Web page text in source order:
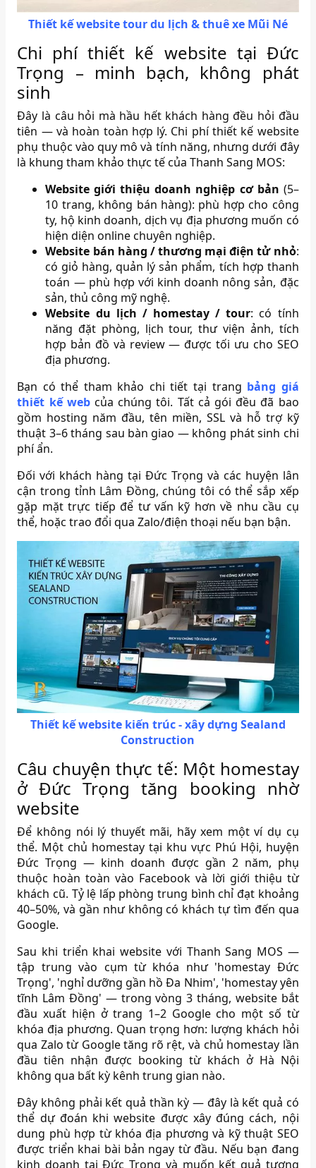
Thiết kế website tour du lịch & thuê xe Mũi Né
Chi phí thiết kế website tại Đức
Trọng – minh bạch, không phát
sinh
Đây là câu hỏi mà hầu hết khách hàng đều hỏi đầu
tiên — và hoàn toàn hợp lý. Chi phí thiết kế website
phụ thuộc vào quy mô và tính năng, nhưng dưới đây
là khung tham khảo thực tế của Thanh Sang MOS:
Website giới thiệu doanh nghiệp cơ bản (5–
10 trang, không bán hàng): phù hợp cho công
ty, hộ kinh doanh, dịch vụ địa phương muốn có
hiện diện online chuyên nghiệp.
Website bán hàng / thương mại điện tử nhỏ:
có giỏ hàng, quản lý sản phẩm, tích hợp thanh
toán — phù hợp với kinh doanh nông sản, đặc
sản, thủ công mỹ nghệ.
Website du lịch / homestay / tour: có tính
năng đặt phòng, lịch tour, thư viện ảnh, tích
hợp bản đồ và review — được tối ưu cho SEO
địa phương.
Bạn có thể tham khảo chi tiết tại trang bảng giá
thiết kế webcủa chúng tôi. Tất cả gói đều đã bao
gồm hosting năm đầu, tên miền, SSL và hỗ trợ kỹ
thuật 3–6 tháng sau bàn giao — không phát sinh chi
phí ẩn.
Đối với khách hàng tại Đức Trọng và các huyện lân
cận trong tỉnh Lâm Đồng, chúng tôi có thể sắp xếp
gặp mặt trực tiếp để tư vấn kỹ hơn về nhu cầu cụ
thể, hoặc trao đổi qua Zalo/điện thoại nếu bạn bận.
Thiết kế website kiến trúc - xây dựng Sealand
Construction
Câu chuyện thực tế: Một homestay
ở Đức Trọng tăng booking nhờ
website
Để không nói lý thuyết mãi, hãy xem một ví dụ cụ
thể. Một chủ homestay tại khu vực Phú Hội, huyện
Đức Trọng — kinh doanh được gần 2 năm, phụ
thuộc hoàn toàn vào Facebook và lời giới thiệu từ
khách cũ. Tỷ lệ lấp phòng trung bình chỉ đạt khoảng
40–50%, và gần như không có khách tự tìm đến qua
Google.
Sau khi triển khai website với Thanh Sang MOS —
tập trung vào cụm từ khóa như 'homestay Đức
Trọng', 'nghỉ dưỡng gần hồ Đa Nhim', 'homestay yên
tĩnh Lâm Đồng' — trong vòng 3 tháng, website bắt
đầu xuất hiện ở trang 1–2 Google cho một số từ
khóa địa phương. Quan trọng hơn: lượng khách hỏi
qua Zalo từ Google tăng rõ rệt, và chủ homestay lần
đầu tiên nhận được booking từ khách ở Hà Nội
không qua bất kỳ kênh trung gian nào.
Đây không phải kết quả thần kỳ — đây là kết quả có
thể dự đoán khi website được xây đúng cách, nội
dung phù hợp từ khóa địa phương và kỹ thuật SEO
được triển khai bài bản ngay từ đầu. Nếu bạn đang
kinh doanh tại Đức Trọng và muốn kết quả tương